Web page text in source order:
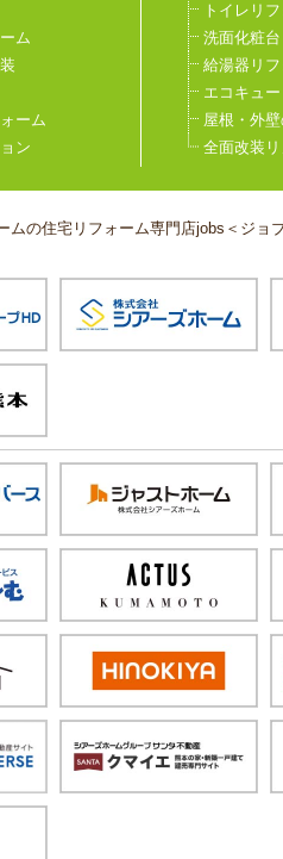
ム
ーム
ン
トイレリ
洗面化粧
給湯器リ
エコキュ
屋根・外
全面改装
ムの住宅リフォーム専門店jobs＜ジョ